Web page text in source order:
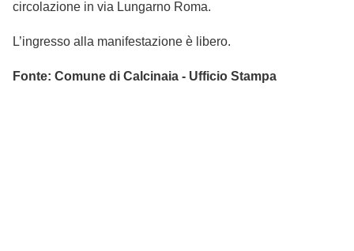
circolazione in via Lungarno Roma.
L’ingresso alla manifestazione è libero.
Fonte: Comune di Calcinaia - Ufficio Stampa